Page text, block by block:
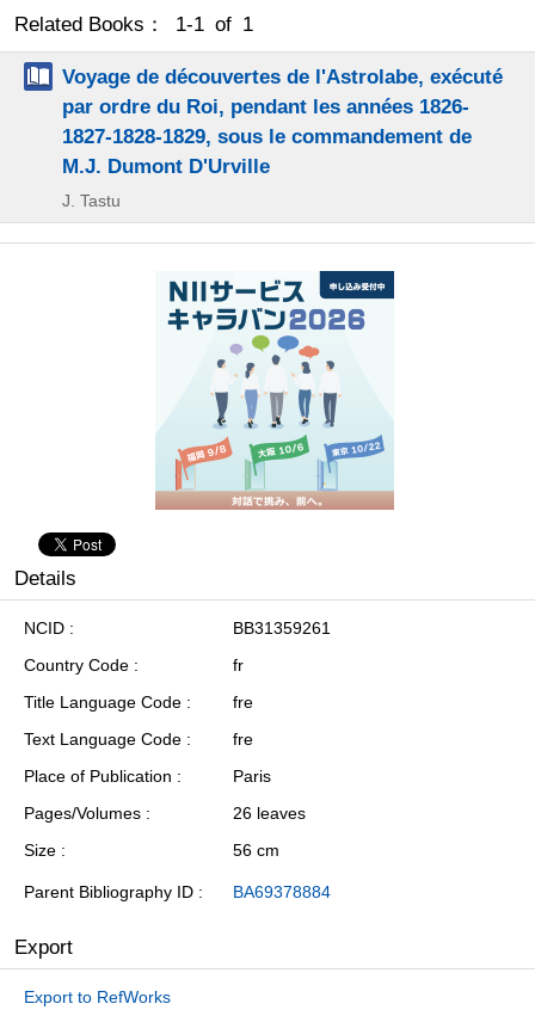
Related Books： 1-1 of 1
Voyage de découvertes de l'Astrolabe, exécuté
par ordre du Roi, pendant les années 1826-
1827-1828-1829, sous le commandement de
M.J. Dumont D'Urville
J. Tastu
Details
NCID
BB31359261
Country Code
fr
Title Language Code
fre
Text Language Code
fre
Place of Publication
Paris
Pages/Volumes
26 leaves
Size
56 cm
Parent Bibliography ID BA69378884
Export
Export to RefWorks